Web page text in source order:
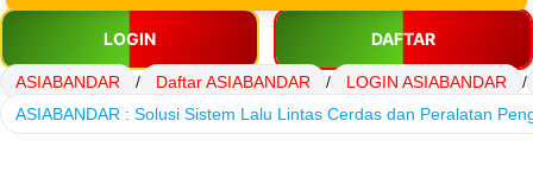
LOGIN DAFTAR
ASIABANDAR / Daftar ASIABANDAR / LOGIN ASIABANDAR
/
ASIABANDAR : Solusi Sistem Lalu Lintas Cerdas dan Peralatan